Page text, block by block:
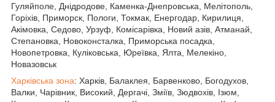
Гуляйполе, Днідродове, Каменка-Днепровська, Мелітополь,
Горіхів, Приморск, Пологи, Токмак, Енергодар, Кирилиця,
Акімовка, Седово, Урзуф, Комісарівка, Новий азів, Атманай,
Степановка, Новоконсталка, Приморська посадка,
Новопетровка, Куліковська, Юреївка, Ялта, Мелекіно,
Новазовськ
Харківська зона: Харків, Балаклея, Барвенково, Богодухов,
Валки, Чарівник, Високий, Дергачі, Зміїв, Зюдвохів, Ізюм,